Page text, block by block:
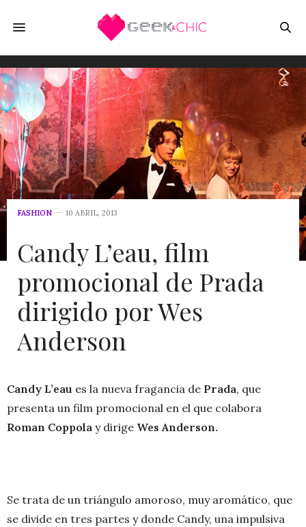
FASHION 10 ABRIL, 2013
Candy L’eau, film
promocional de Prada
dirigido por Wes
Anderson
Candy L’eau es la nueva fragancia de Prada, que
presenta un film promocional en el que colabora
Roman Coppola y dirige Wes Anderson.
Se trata de un triángulo amoroso, muy aromático, que
se divide en tres partes y donde Candy, una impulsiva